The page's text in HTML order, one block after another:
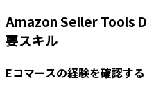
Amazon Seller Tools
要スキル
Eコマースの経験を確認する